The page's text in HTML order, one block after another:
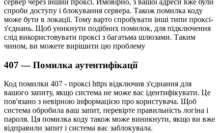
сервер через інший проксі. Ймовірно, з вашої адреси вже були
спроби доступу і блокування сервера. Також помилка коду
може бути в локації. Тому варто спробувати інші типи проксі-
з'єднань. Щоб уникнути подібних помилок, для підключення
слід використовувати проксі з багатьма шлюзами. Таким
чином, ви можете вирішити цю проблему
407 — Помилка аутентифікації
Код помилки 407 - проксі https відключив з'єднання для
вашого запиту, якщо система не може вас ідентифікувати. Це
пов'язано з невірною інформацією про користувача. Щоб
система обробила ваш запит, перевірте правильність логіна і
пароля. Ця помилка коду також може виникнути, якщо ви вже
відправили запит і система вас заблокувала.